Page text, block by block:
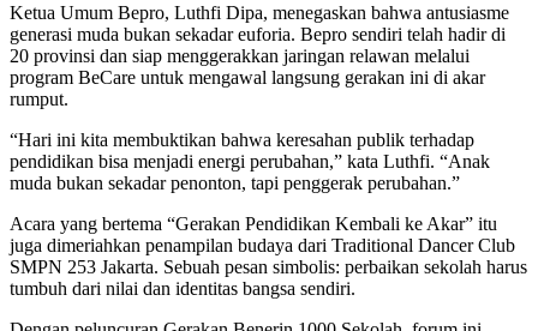
Ketua Umum Bepro, Luthfi Dipa, menegaskan bahwa antusiasme
generasi muda bukan sekadar euforia. Bepro sendiri telah hadir di
20 provinsi dan siap menggerakkan jaringan relawan melalui
program BeCare untuk mengawal langsung gerakan ini di akar
rumput.
“Hari ini kita membuktikan bahwa keresahan publik terhadap
pendidikan bisa menjadi energi perubahan,” kata Luthfi. “Anak
muda bukan sekadar penonton, tapi penggerak perubahan.”
Acara yang bertema “Gerakan Pendidikan Kembali ke Akar” itu
juga dimeriahkan penampilan budaya dari Traditional Dancer Club
SMPN 253 Jakarta. Sebuah pesan simbolis: perbaikan sekolah harus
tumbuh dari nilai dan identitas bangsa sendiri.